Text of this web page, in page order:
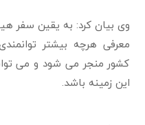
وی بیان کرد: به یقین سفر
معرفی هرچه بیشتر
کشور منجر می شود و می
این زمینه باشد.